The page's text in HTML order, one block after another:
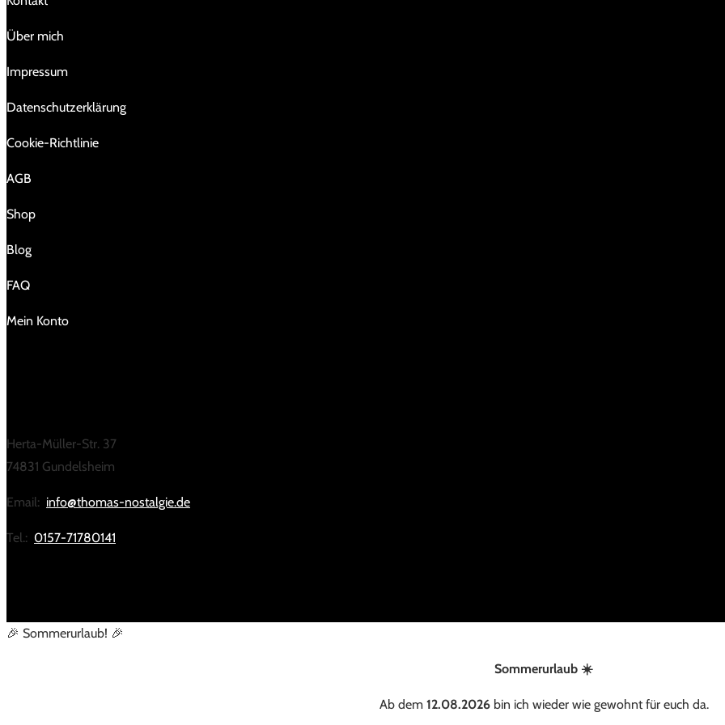
Über mich
Impressum
Da­ten­schutz­er­klä­rung
Cookie-Richtlinie
AGB
Shop
Blog
FAQ
Mein Konto
Herta-Müller-Str. 37
74831 Gundelsheim
Email: info@thomas-nostalgie.de
Tel.: 0157-71780141
🎉 Sommerurlaub! 🎉
Sommerurlaub ☀️
Ab dem 12.08.2026bin ich wieder wie gewohnt für euch da.